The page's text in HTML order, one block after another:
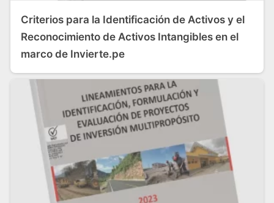
Criterios para la Identificación de Activos y el
Reconocimiento de Activos Intangibles en el
marco de Invierte.pe